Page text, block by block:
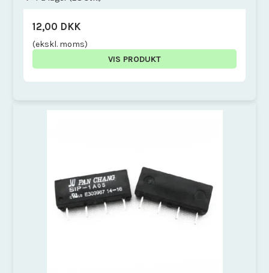
12,00 DKK
(ekskl. moms)
VIS PRODUKT